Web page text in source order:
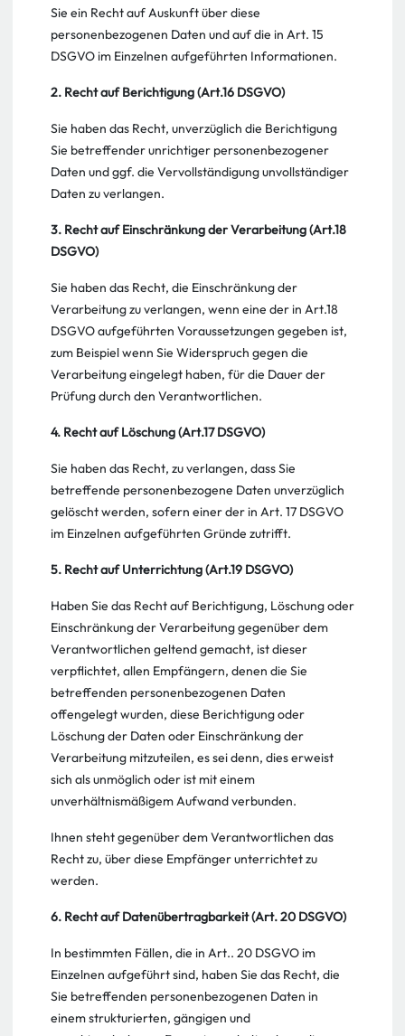
Sie ein Recht auf Auskunft über diese
personenbezogenen Daten und auf die in Art. 15
DSGVO im Einzelnen aufgeführten Informationen.
2. Recht auf Berichtigung (Art.16 DSGVO)
Sie haben das Recht, unverzüglich die Berichtigung
Sie betreffender unrichtiger personenbezogener
Daten und ggf. die Vervollständigung unvollständiger
Daten zu verlangen.
3. Recht auf Einschränkung der Verarbeitung (Art.18
DSGVO)
Sie haben das Recht, die Einschränkung der
Verarbeitung zu verlangen, wenn eine der in Art.18
DSGVO aufgeführten Voraussetzungen gegeben ist,
zum Beispiel wenn Sie Widerspruch gegen die
Verarbeitung eingelegt haben, für die Dauer der
Prüfung durch den Verantwortlichen.
4. Recht auf Löschung (Art.17 DSGVO)
Sie haben das Recht, zu verlangen, dass Sie
betreffende personenbezogene Daten unverzüglich
gelöscht werden, sofern einer der in Art. 17 DSGVO
im Einzelnen aufgeführten Gründe zutrifft.
5. Recht auf Unterrichtung (Art.19 DSGVO)
Haben Sie das Recht auf Berichtigung, Löschung oder
Einschränkung der Verarbeitung gegenüber dem
Verantwortlichen geltend gemacht, ist dieser
verpflichtet, allen Empfängern, denen die Sie
betreffenden personenbezogenen Daten
offengelegt wurden, diese Berichtigung oder
Löschung der Daten oder Einschränkung der
Verarbeitung mitzuteilen, es sei denn, dies erweist
sich als unmöglich oder ist mit einem
unverhältnismäßigem Aufwand verbunden.
Ihnen steht gegenüber dem Verantwortlichen das
Recht zu, über diese Empfänger unterrichtet zu
werden.
6. Recht auf Datenübertragbarkeit (Art. 20 DSGVO)
In bestimmten Fällen, die in Art.. 20 DSGVO im
Einzelnen aufgeführt sind, haben Sie das Recht, die
Sie betreffenden personenbezogenen Daten in
einem strukturierten, gängigen und